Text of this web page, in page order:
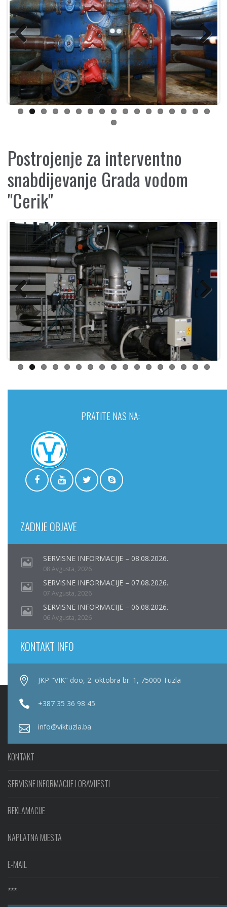
Previous Next
Postrojenje za interventno
snabdijevanje Grada vodom
"Cerik"
Previous
PRATITE NAS NA:
ZADNJE OBJAVE
SERVISNE INFORMACIJE – 08.08.2026.
08 Avgusta, 2026
SERVISNE INFORMACIJE – 07.08.2026.
07 Avgusta, 2026
SERVISNE INFORMACIJE – 06.08.2026.
06 Avgusta, 2026
KONTAKT INFO
JKP "VIK" doo, 2. oktobra br. 1, 75000 Tuzla
+387 35 36 98 45
info@viktuzla.ba
KONTAKT
SERVISNE INFORMACIJE I OBAVIJESTI
REKLAMACIJE
NAPLATNA MJESTA
E-MAIL
***